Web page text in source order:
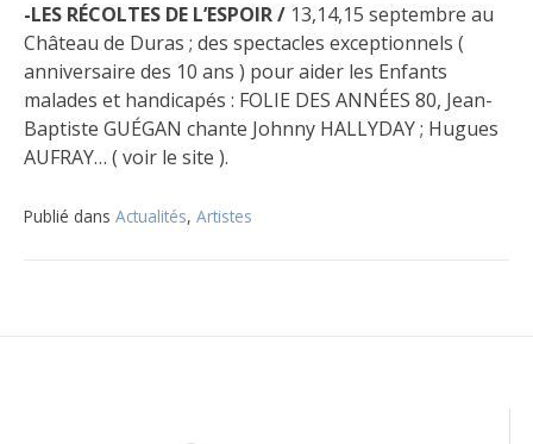
-LES RÉCOLTES DE L’ESPOIR / 13,14,15 septembre au
Château de Duras ; des spectacles exceptionnels (
anniversaire des 10 ans ) pour aider les Enfants
malades et handicapés : FOLIE DES ANNÉES 80, Jean-
Baptiste GUÉGAN chante Johnny HALLYDAY ; Hugues
AUFRAY… ( voir le site ).
Publié dans Actualités, Artistes